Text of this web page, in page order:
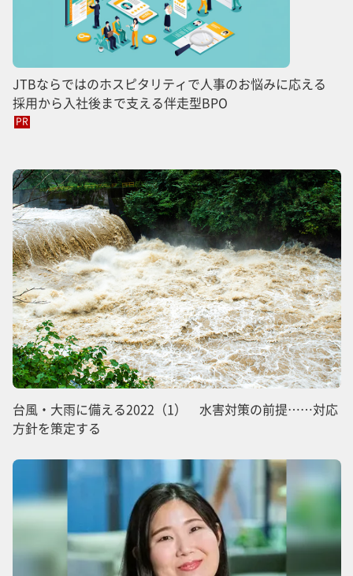
JTBならではのホスピタリティで人事のお悩みに応える
採用から入社後まで支える伴走型BPO
PR
台風・大雨に備える2022（1） 水害対策の前提……対応
方針を策定する